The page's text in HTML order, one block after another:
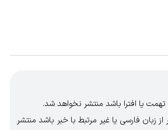
یا افترا باشد منتشر نخواهد شد.
زبان فارسی یا غیر مرتبط با خبر باشد منتشر